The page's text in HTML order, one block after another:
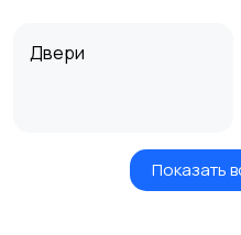
Двери
Показать